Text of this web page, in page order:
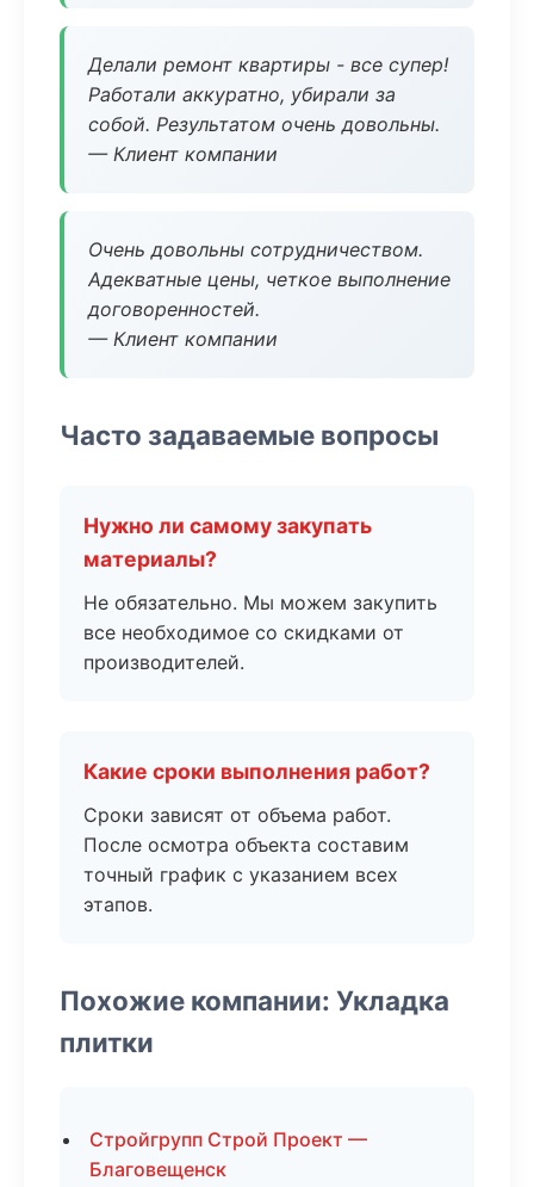
Делали ремонт квартиры - все супер!
Работали аккуратно, убирали за
собой. Результатом очень довольны.
— Клиент компании
Очень довольны сотрудничеством.
Адекватные цены, четкое выполнение
договоренностей.
— Клиент компании
Часто задаваемые вопросы
Нужно ли самому закупать
материалы?
Не обязательно. Мы можем закупить
все необходимое со скидками от
производителей.
Какие сроки выполнения работ?
Сроки зависят от объема работ.
После осмотра объекта составим
точный график с указанием всех
этапов.
Похожие компании: Укладка
плитки
Стройгрупп Строй Проект —
Благовещенск